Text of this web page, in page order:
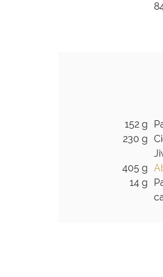
152 g
230 g
405 g
14 g